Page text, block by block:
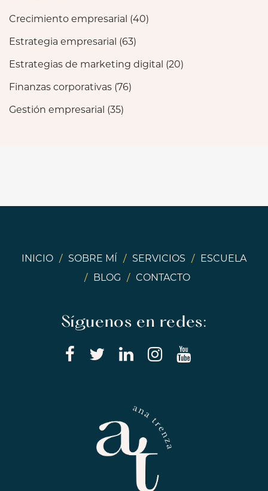
Crecimiento empresarial (40)
Estrategia empresarial (63)
Estrategias de marketing digital (20)
Finanzas corporativas (76)
Gestión empresarial (35)
INICIO / SOBRE MÍ / SERVICIOS / ESCUELA
/
BLOG / CONTACTO
Síguenos en redes: